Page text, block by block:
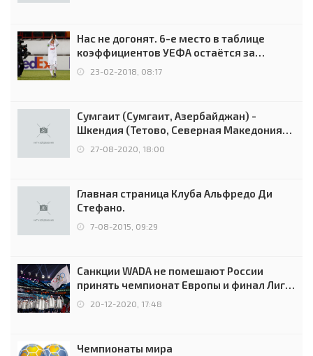
Нас не догонят. 6-е место в таблице
коэффициентов УЕФА остаётся за
Россией
23-02-2018, 08:17
Сумгаит (Сумгаит, Азербайджан) -
Шкендия (Тетово, Северная Македония) -
0:2 (0:0)
27-08-2020, 18:00
Главная страница Клуба Альфредо Ди
Стефано.
7-08-2015, 09:29
Санкции WADA не помешают России
принять чемпионат Европы и финал Лиги
чемпионов.
20-12-2020, 17:48
Чемпионаты мира